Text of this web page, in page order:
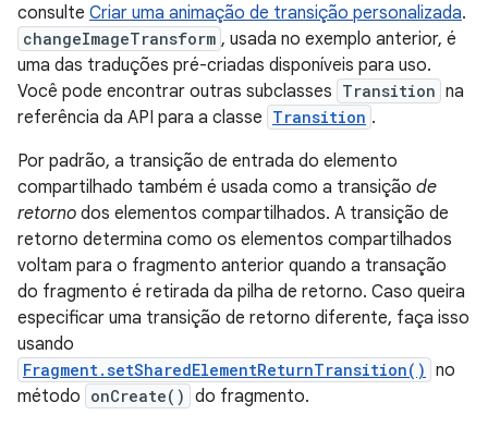
consulte Criar uma animação de transição personalizada.
changeImageTransform , usada no exemplo anterior, é
uma das traduções pré-criadas disponíveis para uso.
Você pode encontrar outras subclasses Transition na
referência da API para a classe Transition .
Por padrão, a transição de entrada do elemento
compartilhado também é usada como a transição de
retorno dos elementos compartilhados. A transição de
retorno determina como os elementos compartilhados
voltam para o fragmento anterior quando a transação
do fragmento é retirada da pilha de retorno. Caso queira
especificar uma transição de retorno diferente, faça isso
usando
Fragment.setSharedElementReturnTransition() no
método onCreate() do fragmento.